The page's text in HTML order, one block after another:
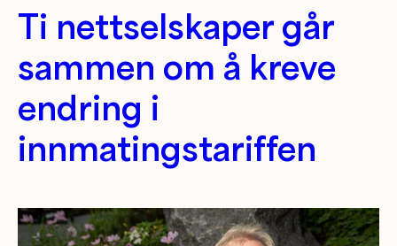
Ti nettselskaper går
sammen om å kreve
endring i
innmatingstariffen